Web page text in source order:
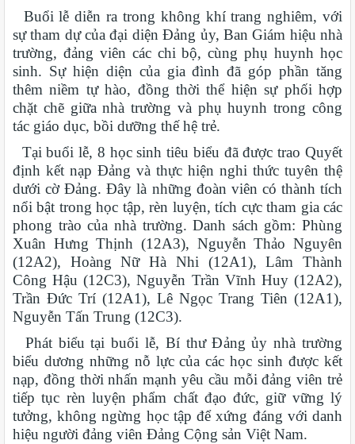
Buổi lễ diễn ra trong không khí trang nghiêm, với
sự tham dự của đại diện Đảng ủy, Ban Giám hiệu nhà
trường, đảng viên các chi bộ, cùng phụ huynh học
sinh. Sự hiện diện của gia đình đã góp phần tăng
thêm niềm tự hào, đồng thời thể hiện sự phối hợp
chặt chẽ giữa nhà trường và phụ huynh trong công
tác giáo dục, bồi dưỡng thế hệ trẻ.
Tại buổi lễ, 8 học sinh tiêu biểu đã được trao Quyết
định kết nạp Đảng và thực hiện nghi thức tuyên thệ
dưới cờ Đảng. Đây là những đoàn viên có thành tích
nổi bật trong học tập, rèn luyện, tích cực tham gia các
phong trào của nhà trường. Danh sách gồm: Phùng
Xuân Hưng Thịnh (12A3), Nguyễn Thảo Nguyên
(12A2), Hoàng Nữ Hà Nhi (12A1), Lâm Thành
Công Hậu (12C3), Nguyễn Trần Vĩnh Huy (12A2),
Trần Đức Trí (12A1), Lê Ngọc Trang Tiên (12A1),
Nguyễn Tấn Trung (12C3).
Phát biểu tại buổi lễ, Bí thư Đảng ủy nhà trường
biểu dương những nỗ lực của các học sinh được kết
nạp, đồng thời nhấn mạnh yêu cầu mỗi đảng viên trẻ
tiếp tục rèn luyện phẩm chất đạo đức, giữ vững lý
tưởng, không ngừng học tập để xứng đáng với danh
hiệu người đảng viên Đảng Cộng sản Việt Nam.